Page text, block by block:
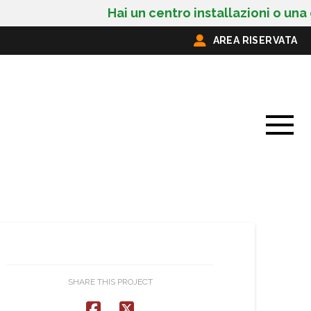
Hai un centro installazioni o una
AREA RISERVATA
SHARE THIS PROJECT